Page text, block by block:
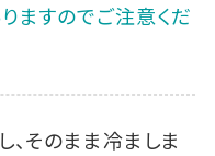
ますのでご注意くだ
そのまま冷ましま